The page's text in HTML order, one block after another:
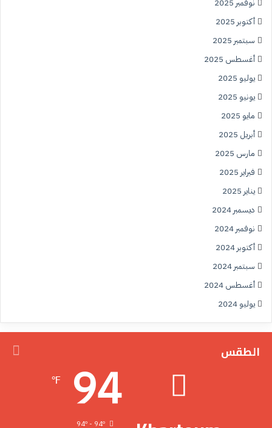
نوفمبر 2025
أكتوبر 2025
سبتمبر 2025
أغسطس 2025
يوليو 2025
يونيو 2025
مايو 2025
أبريل 2025
مارس 2025
فبراير 2025
يناير 2025
ديسمبر 2024
نوفمبر 2024
أكتوبر 2024
سبتمبر 2024
أغسطس 2024
يوليو 2024
الطقس
94
℉
94º - 94º